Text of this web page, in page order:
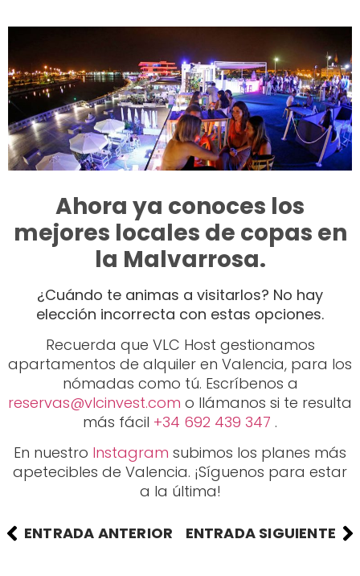
Ahora ya conoces los
mejores locales de copas en
la Malvarrosa.
¿Cuándo te animas a visitarlos? No hay
elección incorrecta con estas opciones.
Recuerda que VLC Host gestionamos
apartamentos de alquiler en Valencia, para los
nómadas como tú. Escríbenos a
reservas@vlcinvest.com o llámanos si te resulta
más fácil +34 692 439 347 .
En nuestro Instagram subimos los planes más
apetecibles de Valencia. ¡Síguenos para estar
a la última!
ENTRADA ANTERIOR ENTRADA SIGUIENTE